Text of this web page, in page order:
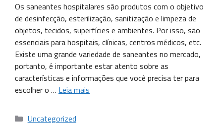
Os saneantes hospitalares são produtos com o objetivo
de desinfecção, esterilização, sanitização e limpeza de
objetos, tecidos, superfícies e ambientes. Por isso, são
essenciais para hospitais, clínicas, centros médicos, etc.
Existe uma grande variedade de saneantes no mercado,
portanto, é importante estar atento sobre as
características e informações que você precisa ter para
escolher o … Leia mais
Uncategorized